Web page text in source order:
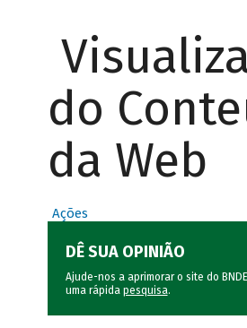
do
da Web
Ações
DÊ SUA OPINIÃO
Ajude-nos a aprimorar o site do
uma rápida pesquisa.